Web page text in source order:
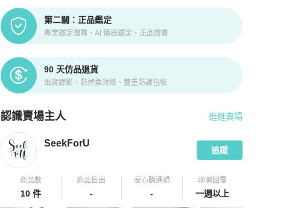
第二關：正品鑑定
專業鑑定團隊、AI 儀器鑑定、正品證書
90 天仿品退貨
出貨錄影、防掉換封條、雙重防護包裝
認識賣場主人
PopChill 拍拍圈嚴選賣家
逛逛賣場
SeekForU
追蹤
商品數
10 件
商品售出
-
安心購通過
-
聊聊回覆
一週以上